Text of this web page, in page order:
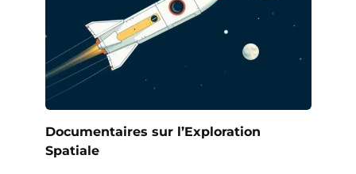
Documentaires sur l’Exploration
Spatiale